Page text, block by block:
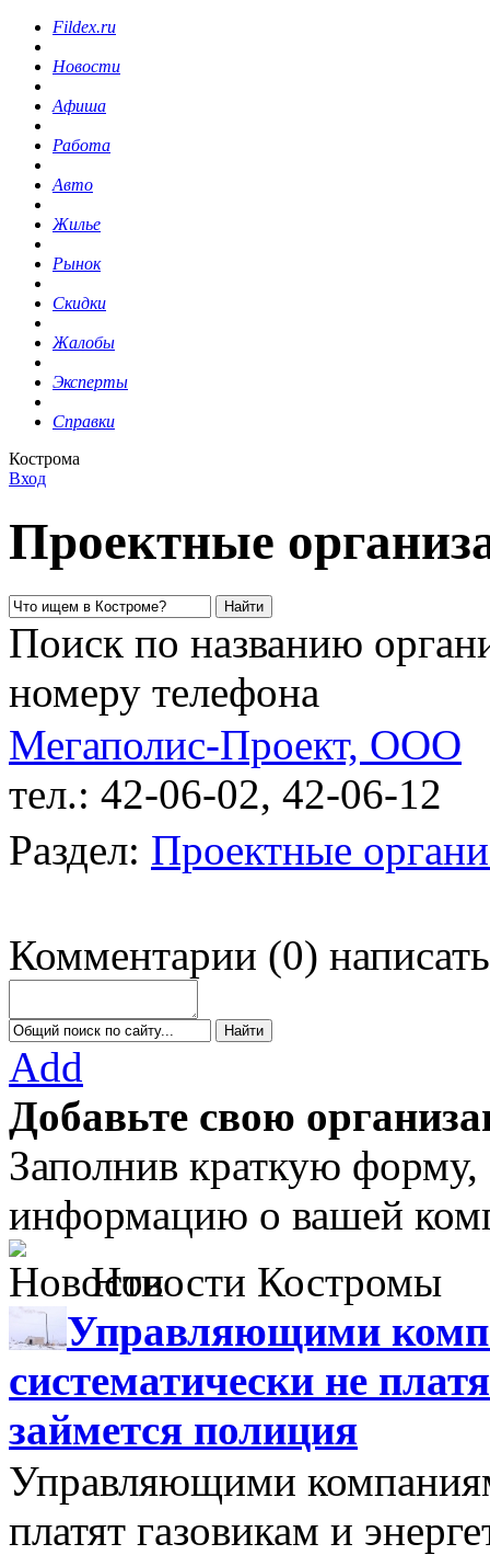
Fildex.ru
Новости
Афиша
Работа
Авто
Жилье
Рынок
Скидки
Жалобы
Эксперты
Справки
Кострома
Вход
Проектные
Поиск по названию
номеру телефона
Мегаполис-Проект, ООО
тел.: 42-06-02, 42-06-12
Раздел: Проектные
Комментарии (0) написать
Add
Добавьте свою
Заполнив краткую
информацию о вашей
Новости Костромы
Управляющими
систематически не
займется полиция
Управляющими
платят газовикам и